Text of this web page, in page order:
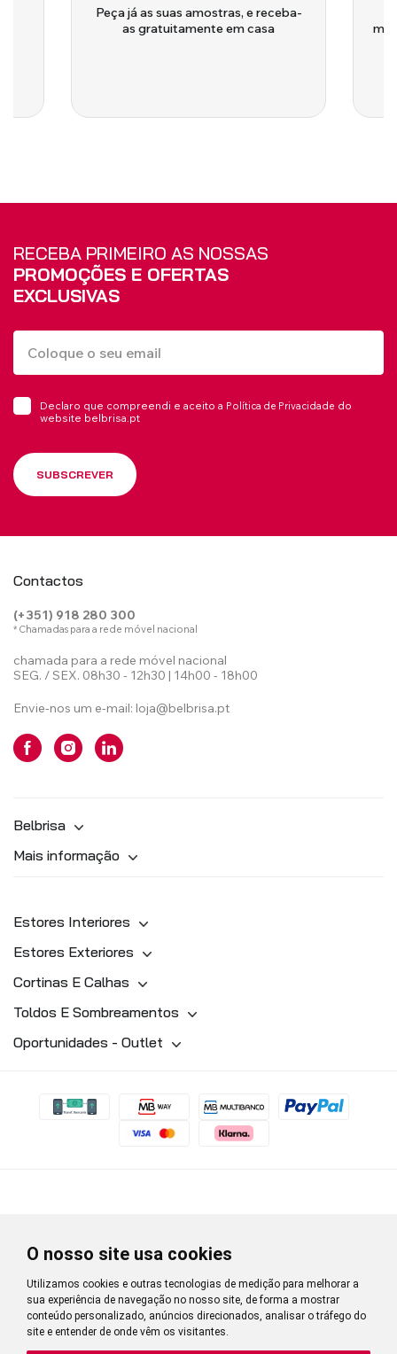
O nosso site usa cookies
Utilizamos cookies e outras tecnologias de medição para melhorar a
sua experiência de navegação no nosso site, de forma a mostrar
conteúdo personalizado, anúncios direcionados, analisar o tráfego do
site e entender de onde vêm os visitantes.
Peça já as suas amostras, e receba-
as gratuitamente em casa
RECEBA PRIMEIRO AS NOSSAS
PROMOÇÕES E OFERTAS
EXCLUSIVAS
Declaro que compreendi e aceito a Política de Privacidade do
website belbrisa.pt
SUBSCREVER
Contactos
(+351) 918 280 300
* Chamadas para a rede móvel nacional
chamada para a rede móvel nacional
SEG. / SEX. 08h30 - 12h30 | 14h00 - 18h00
Envie-nos um e-mail: loja@belbrisa.pt
Belbrisa
Mais informação
Estores Interiores
Estores Exteriores
Cortinas E Calhas
Toldos E Sombreamentos
Oportunidades - Outlet